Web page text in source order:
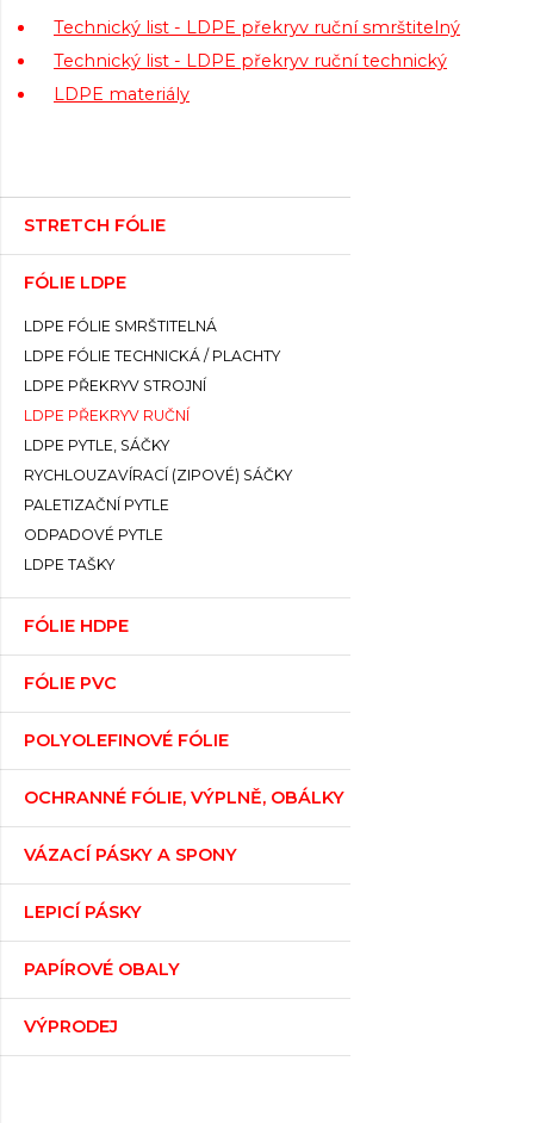
Technický list - LDPE překryv ruční smrštitelný
Technický list - LDPE překryv ruční technický
LDPE materiály
STRETCH FÓLIE
FÓLIE LDPE
LDPE FÓLIE SMRŠTITELNÁ
LDPE FÓLIE TECHNICKÁ / PLACHTY
LDPE PŘEKRYV STROJNÍ
LDPE PŘEKRYV RUČNÍ
LDPE PYTLE, SÁČKY
RYCHLOUZAVÍRACÍ (ZIPOVÉ) SÁČKY
PALETIZAČNÍ PYTLE
ODPADOVÉ PYTLE
LDPE TAŠKY
FÓLIE HDPE
FÓLIE PVC
POLYOLEFINOVÉ FÓLIE
OCHRANNÉ FÓLIE, VÝPLNĚ, OBÁLKY
VÁZACÍ PÁSKY A SPONY
LEPICÍ PÁSKY
PAPÍROVÉ OBALY
VÝPRODEJ